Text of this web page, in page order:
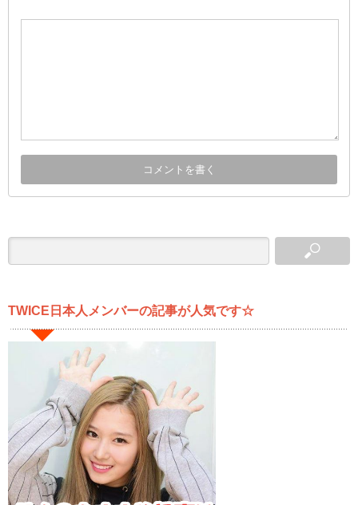
TWICE日本人メンバーの記事が人気です☆